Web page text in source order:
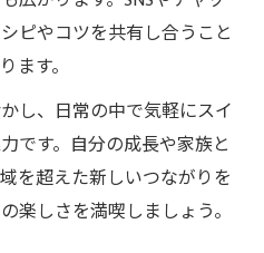
ピやコツを共有し合うこと
ます。
し、日常の中で気軽にスイ
です。自分の成長や家族と
を超えた新しいつながりを
楽しさを満喫しましょう。